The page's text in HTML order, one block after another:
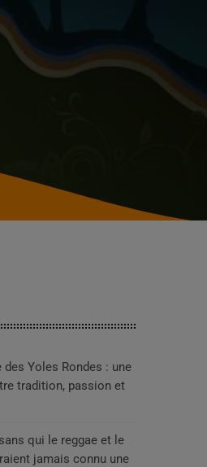
Yoles Rondes : une
tradition, passion et
qui le reggae et le
jamais connu une